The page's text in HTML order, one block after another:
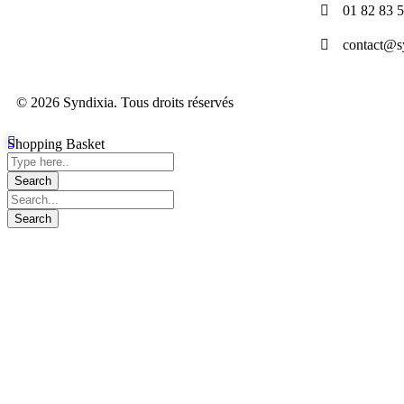
01 82 83
© 2026 Syndixia. Tous droits réservés
Shopping Basket